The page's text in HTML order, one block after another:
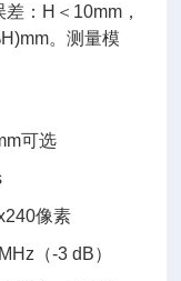
：H＜10mm，
。测量模
可选
像素
（-3 dB）